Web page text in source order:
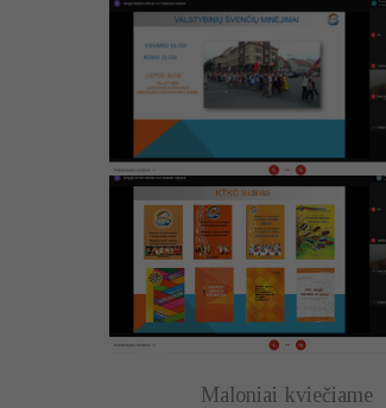
Maloniai kviečiame